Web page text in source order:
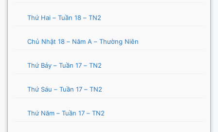
Thứ Hai – Tuần 18 – TN2
Chủ Nhật 18 – Năm A – Thường Niên
Thứ Bảy – Tuần 17 – TN2
Thứ Sáu – Tuần 17 – TN2
Thứ Năm – Tuần 17 – TN2